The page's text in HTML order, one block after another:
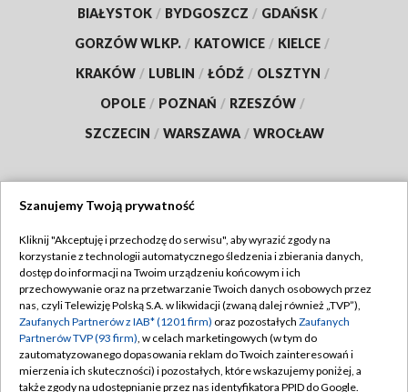
BIAŁYSTOK / BYDGOSZCZ / GDAŃSK /
GORZÓW WLKP. / KATOWICE / KIELCE /
KRAKÓW / LUBLIN / ŁÓDŹ / OLSZTYN /
OPOLE / POZNAŃ / RZESZÓW /
SZCZECIN / WARSZAWA / WROCŁAW
TVP
Abonament TVP
Emisja w TVP
Centrum informacji TVP
Naziemna Telewizja Cyfrowa
Regulamin TVP
Polityka prywatności
Moje zgody
Pomoc
Szanujemy Twoją prywatność
Kliknij "Akceptuję i przechodzę do serwisu", aby wyrazić zgody na
korzystanie z technologii automatycznego śledzenia i zbierania danych,
dostęp do informacji na Twoim urządzeniu końcowym i ich
przechowywanie oraz na przetwarzanie Twoich danych osobowych przez
nas, czyli Telewizję Polską S.A. w likwidacji (zwaną dalej również „TVP”),
Zaufanych Partnerów z IAB* (1201 firm) oraz pozostałych Zaufanych
Partnerów TVP (93 firm), w celach marketingowych (w tym do
zautomatyzowanego dopasowania reklam do Twoich zainteresowań i
mierzenia ich skuteczności) i pozostałych, które wskazujemy poniżej, a
także zgody na udostępnianie przez nas identyfikatora PPID do Google.